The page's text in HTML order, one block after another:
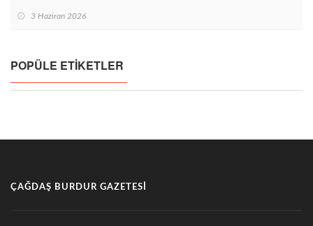
3 Haziran 2026
POPÜLE ETIKETLER
ÇAĞDAŞ BURDUR GAZETESI